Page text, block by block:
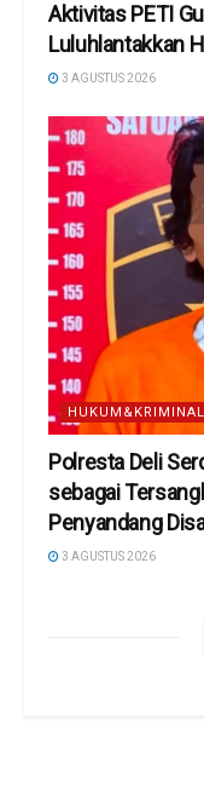
Aktivitas PETI
Luluhlantakkan
3 AGUSTUS 2026
HUKUM&KRIMINAL
Polresta Deli
sebagai
Penyandang
3 AGUSTUS 2026